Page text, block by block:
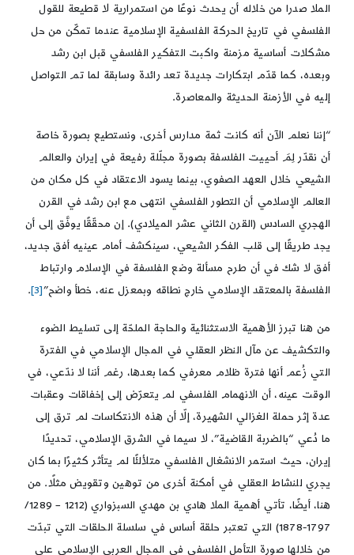
الملا صدرا من خلاله أن يحدث نوعًا من استمرارية لا قطيعة للقول
الفلسفي في تاريخ الحركة الفلسفية الإسلامية عندما تمكّن من حل
مشكلات أساسية مزمنة واكبت التفكير الفلسفي قبل ابن رشد
وبعده، كما قدّم ابتكارات جديدة تعد رائدة وسابقة لما تم التواصل
إليه في الأزمنة الحديثة والمعاصرة.
“إننا نعلم الآن أنه كانت ثمة مدارس أخرى، ونستطيع بصورة خاصة
أن نقدّر لِمَ أحييت الفلسفة بصورة مجلّلة رفيعة في إيران والعالم
الشيعي خلال العهد الصفوي، بينما يسود الاعتقاد في كل مكان من
العالم الإسلامي أن التطور الفلسفي انتهى مع ابن رشد في القرن
الهجري السادس (القرن الثاني عشر الميلادي). إن محقّقًا يوفَّق إلى أن
يجد طريقًا إلى قلب الفكر الشيعي، سينكشف أمام عينيه أفق جديد،
أفق لا شك في أن طرح مسألة وضع الفلسفة في الإسلام وارتباط
الفلسفة بالمعتقد الإسلامي خارج نطاقه وبمعزل عنه، خطأ واضح”[3]
.
من هنا تبرز الأهمية الاستثنائية والحاجة الملحّة إلى تسليط الضوء
والتكشيف عن مآل النظر العقلي في المجال الإسلامي في الفترة
التي زُعم أنها فترة ظلام معرفي كما بعدها، رغم أننا لا ندّعي، في
الوقت عينه، أن الانهمام الفلسفي لم يتعرّض إلى إخفاقات وعقبات
عدة إثر حملة الغزالي الشهيرة، إلّا أن هذه الانتكاسات لم ترق إلى
ما دُعي “بالضربة القاضية”، لا سيما في الشرق الإسلامي، تحديدًا
إيران، حيث استمر الانشغال الفلسفي متلألئًا لم يتأثر كثيرًا بما كان
يجري للنشاط العقلي في أمكنة أخرى من توهين وتقويض مثلًا. من
هنا، أيضًا، تأتي أهمية الملا هادي بن مهدي السبزواري (1212 – 1289/
1797-1878) التي تعتبر حلقة أساس في سلسلة الحلقات التي تبدّت
من خلالها صورة التأمل الفلسفي في المجال العربي الإسلامي على